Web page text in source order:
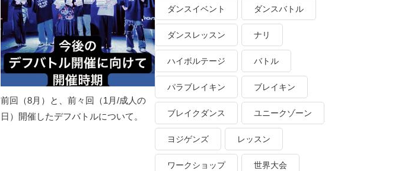
前回（8月）と、前々回（1月/成人の
日）開催したデフバトルについて。
ダンスイベント ダンスバトル
ダンスレッスン ナリ
ハイボルテージ バトル
パラブレイキン ブレイキン
ブレイクダンス ユニークゾーン
ヨジゲンズ レッスン
ワークショップ 世界大会